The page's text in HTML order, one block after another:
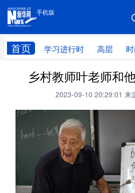
手机版
首页 学习进行时 高层
手机版
网站地图
学习进行时 高层
财经
思客智库
科技 科创
文化
访谈 视频
乡村教师叶老师和
2023-09-10 20:29:01 来